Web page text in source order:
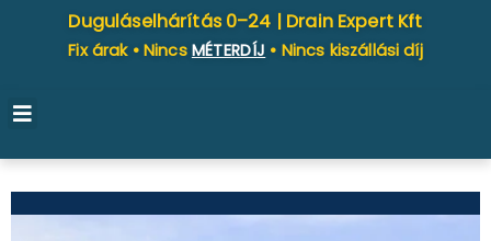
Duguláselhárítás 0–24 | Drain Expert Kft
Fix árak • Nincs MÉTERDÍJ • Nincs kiszállási díj